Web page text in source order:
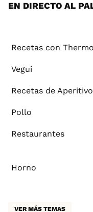
EN DIRECTO AL
Recetas con
Vegui
Recetas de
Pollo
Restaurantes
Horno
VER MÁS TEMAS